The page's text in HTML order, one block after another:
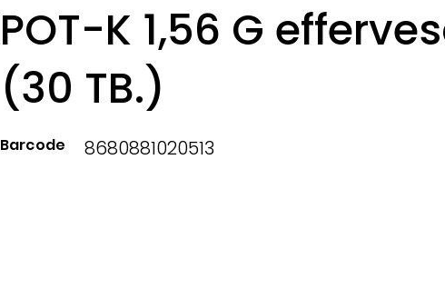
POT-K 1,56 G
(30 TB.)
Barcode 8680881020513